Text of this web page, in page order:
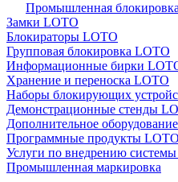
Промышленная
Замки LOTO
Блокираторы LOTO
Групповая блокировка LOTO
Информационные бирки
Хранение и переноска LOTO
Наборы блокирующих
Демонстрационные стенды
Дополнительное
Программные продукты LOTO
Услуги по внедрению
Промышленная маркировка